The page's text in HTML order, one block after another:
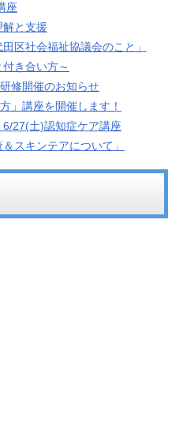
座
解と支援
区社会福祉協議会のこと」
き合い方～
修開催のお知らせ
」講座を開催します！
27(土)認知症ケア講座
スキンテアについて」